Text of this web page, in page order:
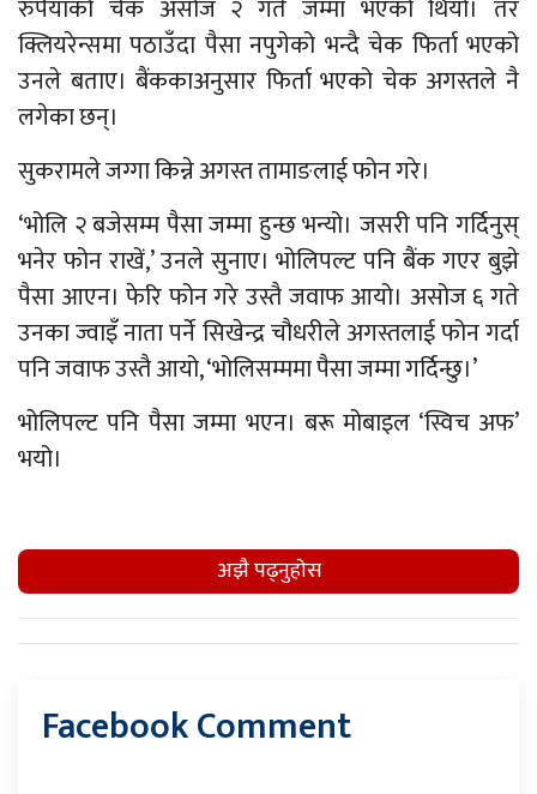
रुपैयाँको चेक असोज २ गते जम्मा भएको थियो। तर
क्लियरेन्समा पठाउँदा पैसा नपुगेको भन्दै चेक फिर्ता भएको
उनले बताए। बैंककाअनुसार फिर्ता भएको चेक अगस्तले नै
लगेका छन्।
सुकरामले जग्गा किन्ने अगस्त तामाङलाई फोन गरे।
‘भोलि २ बजेसम्म पैसा जम्मा हुन्छ भन्यो। जसरी पनि गर्दिनुस्
भनेर फोन राखें,’ उनले सुनाए। भोलिपल्ट पनि बैंक गएर बुझे
पैसा आएन। फेरि फोन गरे उस्तै जवाफ आयो। असोज ६ गते
उनका ज्वाइँ नाता पर्ने सिखेन्द्र चौधरीले अगस्तलाई फोन गर्दा
पनि जवाफ उस्तै आयो, ‘भोलिसम्ममा पैसा जम्मा गर्दिन्छु।’
भोलिपल्ट पनि पैसा जम्मा भएन। बरू मोबाइल ‘स्विच अफ’
भयो।
अझै पढ्नुहाेस
Facebook Comment